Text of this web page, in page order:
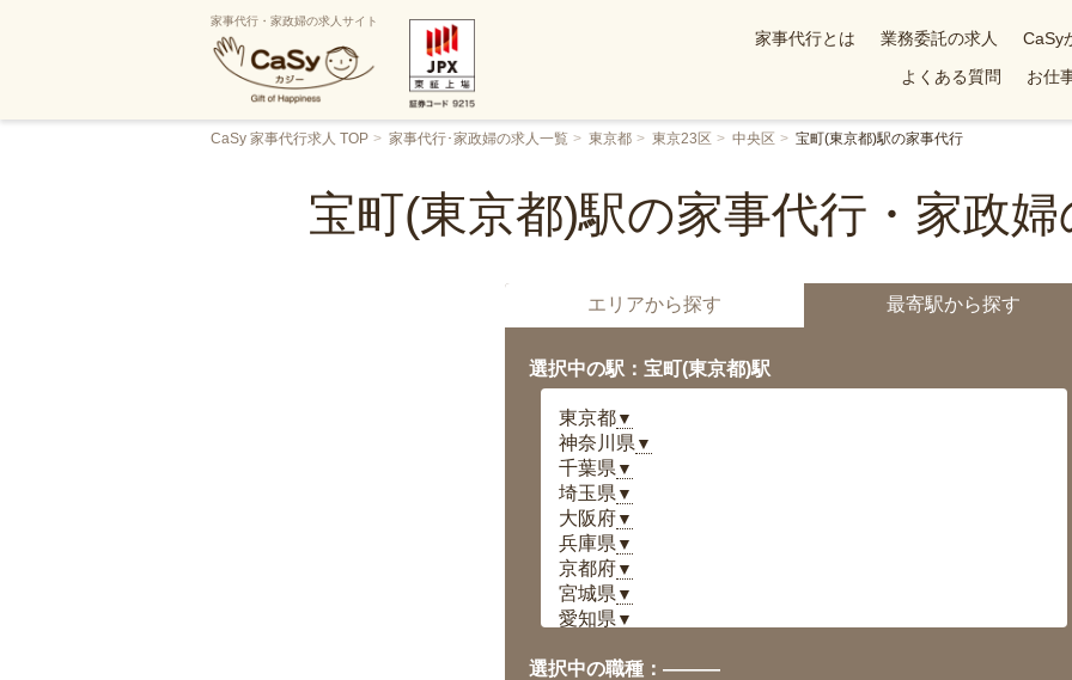
家事代行・家政婦の求人サイト
家事代行とは 業務委託の求人 CaSy
よくある質問
お仕
CaSy 家事代行求人 TOP 家事代行･家政婦の求人一覧 東京都 東京23区 中央区 宝町(東京都)駅の家事代行
宝町(東京都)駅の家事代行・家政
エリアから探す 最寄駅から探す
選択中の駅：宝町(東京都)駅
東京都▼
神奈川県 ▼
千葉県 ▼
埼玉県 ▼
大阪府▼
兵庫県 ▼
京都府▼
宮城県 ▼
愛知県 ▼
岡山県▼
選択中の職種：———